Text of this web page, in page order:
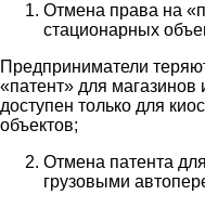
Отмена права на
стационарных
Предприниматели
«патент» для магазинов
доступен только для
объектов;
Отмена патента
грузовыми